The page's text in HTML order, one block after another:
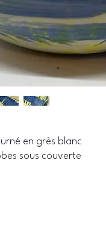
en grès blanc
sous couverte